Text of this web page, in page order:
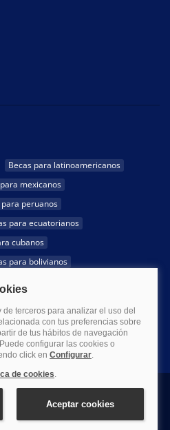
Becas para latinoamericanos
mexicanos
para peruanos
para ecuatorianos
cubanos
para bolivianos
para paraguayos
salvadoreños
derechos reservados